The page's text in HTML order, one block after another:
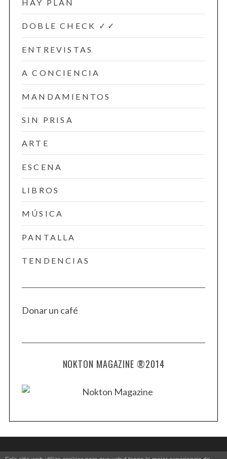
HAY PLAN
DOBLE CHECK ✓✓
ENTREVISTAS
A CONCIENCIA
MANDAMIENTOS
SIN PRISA
ARTE
ESCENA
LIBROS
MÚSICA
PANTALLA
TENDENCIAS
Donar un café
NOKTON MAGAZINE ®2014